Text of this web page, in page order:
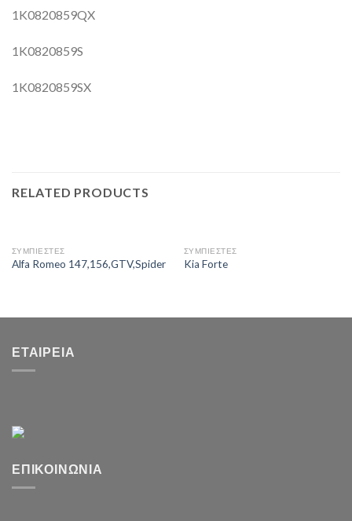
1K0820859QX
1K0820859S
1K0820859SX
RELATED PRODUCTS
ΣΥΜΠΙΕΣΤΕΣ
Alfa Romeo 147,156,GTV,Spider
ΣΥΜΠΙΕΣΤΕΣ
Kia Forte
ΕΤΑΙΡΕΊΑ
ΕΠΙΚΟΙΝΩΝΊΑ